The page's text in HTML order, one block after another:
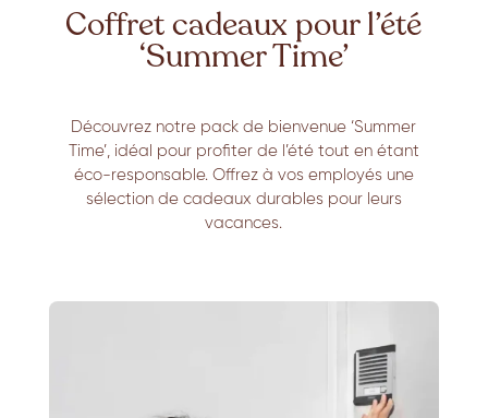
Coffret cadeaux pour l’été
‘Summer Time’
Découvrez notre pack de bienvenue ‘Summer
Time’, idéal pour profiter de l’été tout en étant
éco-responsable. Offrez à vos employés une
sélection de cadeaux durables pour leurs
vacances.